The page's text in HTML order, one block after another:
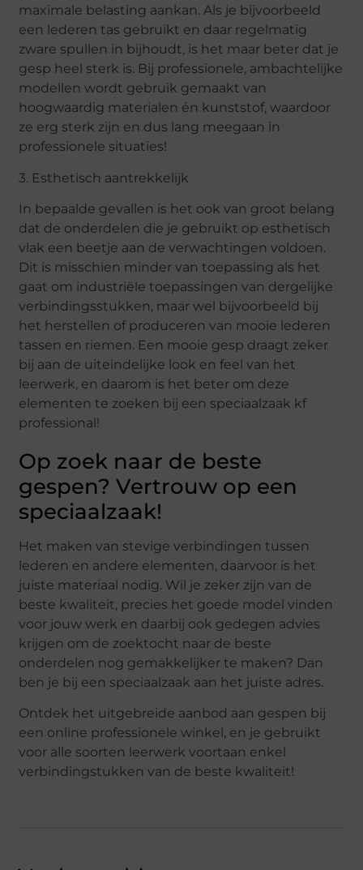
maximale belasting aankan. Als je bijvoorbeeld
een lederen tas gebruikt en daar regelmatig
zware spullen in bijhoudt, is het maar beter dat je
gesp heel sterk is. Bij professionele, ambachtelijke
modellen wordt gebruik gemaakt van
hoogwaardig materialen én kunststof, waardoor
ze erg sterk zijn en dus lang meegaan in
professionele situaties!
3. Esthetisch aantrekkelijk
In bepaalde gevallen is het ook van groot belang
dat de onderdelen die je gebruikt op esthetisch
vlak een beetje aan de verwachtingen voldoen.
Dit is misschien minder van toepassing als het
gaat om industriële toepassingen van dergelijke
verbindingsstukken, maar wel bijvoorbeeld bij
het herstellen of produceren van mooie lederen
tassen en riemen. Een mooie gesp draagt zeker
bij aan de uiteindelijke look en feel van het
leerwerk, en daarom is het beter om deze
elementen te zoeken bij een speciaalzaak kf
professional!
Op zoek naar de beste
gespen? Vertrouw op een
speciaalzaak!
Het maken van stevige verbindingen tussen
lederen en andere elementen, daarvoor is het
juiste materiaal nodig. Wil je zeker zijn van de
beste kwaliteit, precies het goede model vinden
voor jouw werk en daarbij ook gedegen advies
krijgen om de zoektocht naar de beste
onderdelen nog gemakkelijker te maken? Dan
ben je bij een speciaalzaak aan het juiste adres.
Ontdek het uitgebreide aanbod aan gespen bij
een online professionele winkel, en je gebruikt
voor alle soorten leerwerk voortaan enkel
verbindingstukken van de beste kwaliteit!